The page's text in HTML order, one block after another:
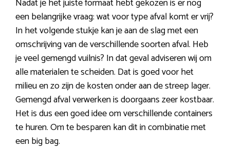
Nadat je het juiste formaat hebt gekozen is er nog
een belangrijke vraag: wat voor type afval komt er vrij?
In het volgende stukje kan je aan de slag met een
omschrijving van de verschillende soorten afval. Heb
je veel gemengd vuilnis? In dat geval adviseren wij om
alle materialen te scheiden. Dat is goed voor het
milieu en zo zijn de kosten onder aan de streep lager.
Gemengd afval verwerken is doorgaans zeer kostbaar.
Het is dus een goed idee om verschillende containers
te huren. Om te besparen kan dit in combinatie met
een big bag.